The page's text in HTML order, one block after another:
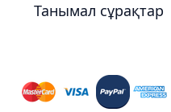
Танымал сұрақтар